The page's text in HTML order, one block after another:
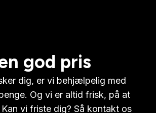
god pris
dig, er vi behjælpelig med
Og vi er altid frisk, på at
vi friste dig? Så kontakt os